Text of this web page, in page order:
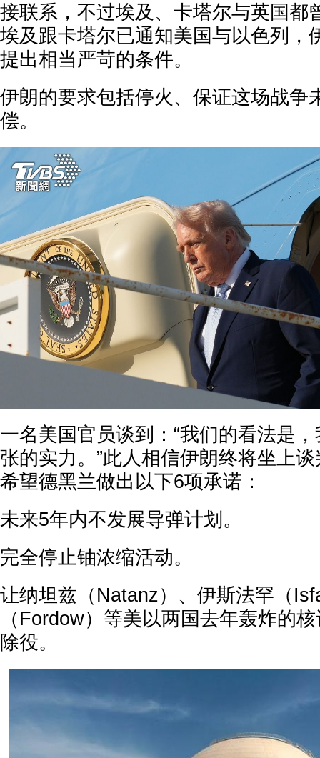
接联系，不过埃及、卡塔尔与英国都
埃及跟卡塔尔已通知美国与以色列，
提出相当严苛的条件。
伊朗的要求包括停火、保证这场战争
偿。
一名美国官员谈到：“我们的看法是
张的实力。”此人相信伊朗终将坐上
希望德黑兰做出以下6项承诺：
未来5年内不发展导弹计划。
完全停止铀浓缩活动。
让纳坦兹（Natanz）、伊斯法罕（
（Fordow）等美以两国去年轰炸的
除役。